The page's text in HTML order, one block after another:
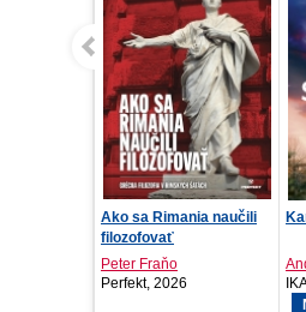
Kam si sa schovala
Andrea Mara
IKAR, 2026